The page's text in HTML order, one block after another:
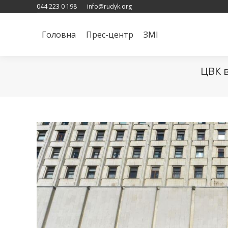
044 223 0 198 info@rudyk.org
Головна Прес-центр ЗМІ
ЦВК
Головна Прес-центр ЗМІ